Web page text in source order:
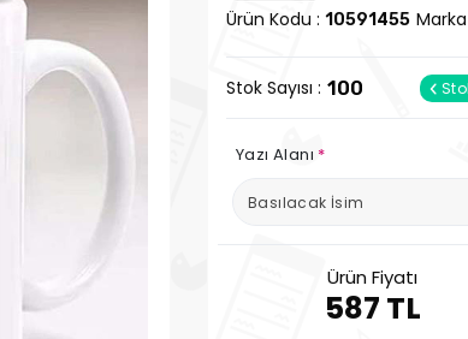
Ürün Kodu : 10591455
Stok Sayısı : 100
Yazı Alanı *
Ürün Fiyatı
587 TL